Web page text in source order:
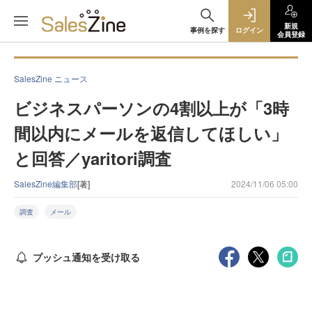
事例を探す ログイン
新規
会員登録
SalesZine ニュース
ビジネスパーソンの4割以上が「3時
間以内にメールを返信してほしい」
と回答／yaritori調査
SalesZine編集部[著] 2024/11/06 05:00
調査 メール
プッシュ通知を受け取る